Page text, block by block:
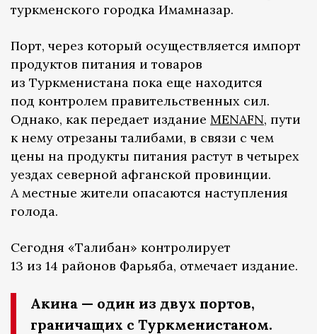
туркменского городка Имамназар.
Порт, через который осуществляется импорт
продуктов питания и товаров
из Туркменистана пока еще находится
под контролем правительственных сил.
Однако, как передает издание MENAFN, пути
к нему отрезаны талибами, в связи с чем
цены на продукты питания растут в четырех
уездах северной афганской провинции.
А местные жители опасаются наступления
голода.
Сегодня «Талибан» контролирует
13 из 14 районов Фарьяба, отмечает издание.
Акина — один из двух портов,
граничащих с Туркменистаном.